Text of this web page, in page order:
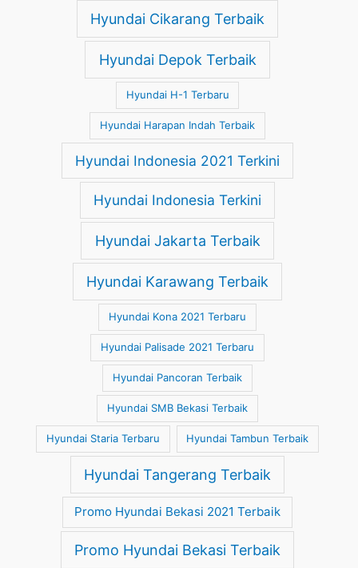
Hyundai Cikarang Terbaik
Hyundai Depok Terbaik
Hyundai H-1 Terbaru
Hyundai Harapan Indah Terbaik
Hyundai Indonesia 2021 Terkini
Hyundai Indonesia Terkini
Hyundai Jakarta Terbaik
Hyundai Karawang Terbaik
Hyundai Kona 2021 Terbaru
Hyundai Palisade 2021 Terbaru
Hyundai Pancoran Terbaik
Hyundai SMB Bekasi Terbaik
Hyundai Staria Terbaru Hyundai Tambun Terbaik
Hyundai Tangerang Terbaik
Promo Hyundai Bekasi 2021 Terbaik
Promo Hyundai Bekasi Terbaik